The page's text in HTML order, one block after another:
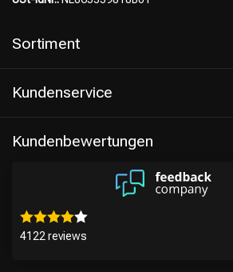
Sortiment
Kundenservice
Kundenbewertungen
4122 reviews